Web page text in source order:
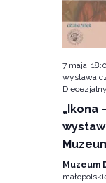
7 maja,
wystawa
„Ikona
Muzeum